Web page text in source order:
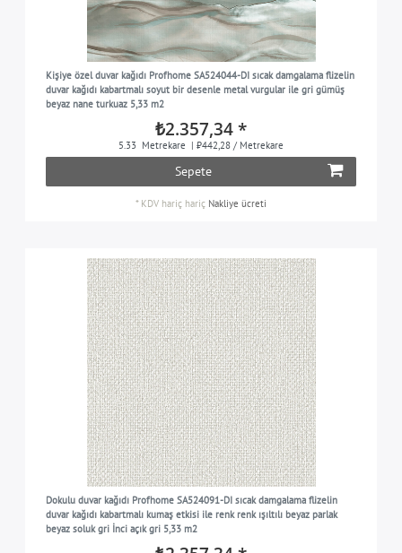
Kişiye özel duvar kağıdı Profhome SA524044-DI sıcak damgalama flizelin
duvar kağıdı kabartmalı soyut bir desenle metal vurgular ile gri gümüş
beyaz nane turkuaz 5,33 m2
₺2.357,34 *
5.33 Metrekare | ₺442,28 / Metrekare
Sepete
* KDV hariç hariç Nakliye ücreti
Dokulu duvar kağıdı Profhome SA524091-DI sıcak damgalama flizelin
duvar kağıdı kabartmalı kumaş etkisi ile renk renk ışıltılı beyaz parlak
beyaz soluk gri İnci açık gri 5,33 m2